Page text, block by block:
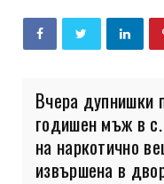
Вчера дупнишки
годишен мъж в
на наркотично
извършена в